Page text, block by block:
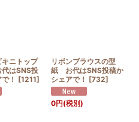
キニトップ
はSNS投
！ [1211]
リボンブラウスの型
紙 お代はSNS投稿か
シェアで！ [732]
0円(税別)